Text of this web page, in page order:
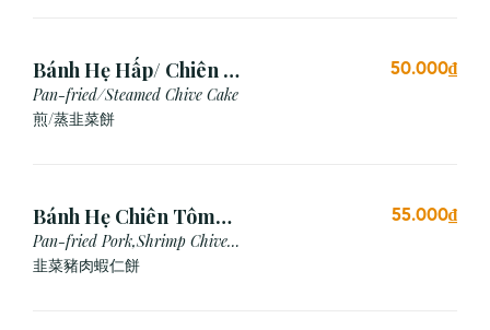
Bánh Hẹ Hấp/ Chiên (3
Cái)
Pan-fried/Steamed Chive Cake
煎/蒸韭菜餅
50.000₫
Bánh Hẹ Chiên Tôm
Thịt
Pan-fried Pork,Shrimp Chive
Cake
韭菜豬肉蝦仁餅
55.000₫